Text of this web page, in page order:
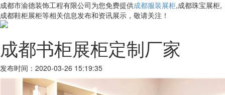
成都市渝德装饰工程有限公司为您免费提供成都服装展柜,成都珠宝展柜,
成都鞋柜展柜等相关信息发布和资讯展示，敬请关注！
成都书柜展柜定制厂家
发布时间：2020-03-26 15:19:35